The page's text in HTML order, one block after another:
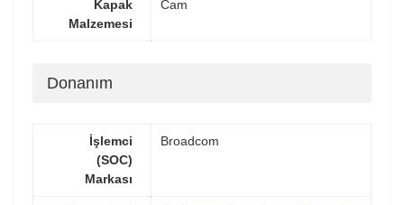
Kapak
Malzemesi
Cam
Donanım
İşlemci
(SOC)
Markası
Broadcom